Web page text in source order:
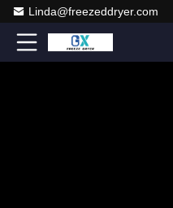
Linda@freezeddryer.com